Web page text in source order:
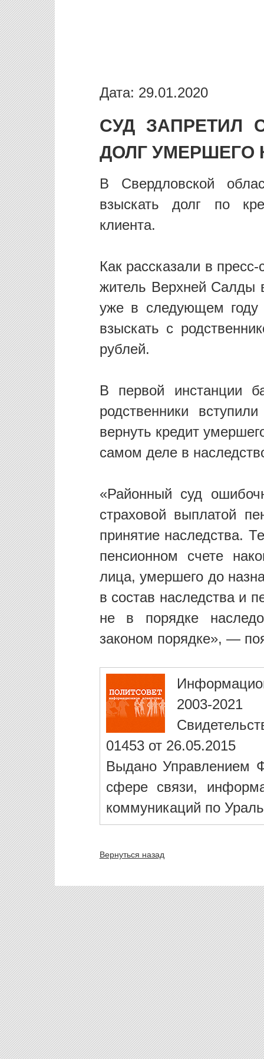
Дата: 29.01.2020
СУД ЗАПРЕТИЛ
ДОЛГ УМЕРШЕГО
В Свердловской
взыскать долг по
клиента.
Как рассказали в
житель Верхней Салды
уже в следующем
взыскать с
рублей.
В первой инстанции
родственники
вернуть кредит
самом деле в
«Районный суд
страховой выплатой
принятие наследства.
пенсионном счете
лица, умершего до
в состав наследства и
не в порядке
законом порядке», —
2003-2021
01453 от 26.05.2015
Выдано Управлением
сфере связи,
коммуникаций по
Вернуться назад